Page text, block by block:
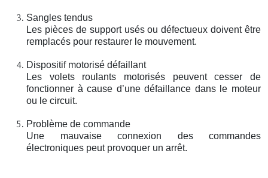
Sangles tendus
Les pièces de support usés ou défectueux doivent être
remplacés pour restaurer le mouvement.
Dispositif motorisé défaillant
Les volets roulants motorisés peuvent cesser de
fonctionner à cause d’une défaillance dans le moteur
ou le circuit.
Problème de commande
Une mauvaise connexion des commandes
électroniques peut provoquer un arrêt.